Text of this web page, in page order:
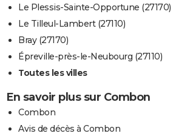
Le Plessis-Sainte-Opportune (27170)
Le Tilleul-Lambert (27110)
Bray (27170)
Épreville-près-le-Neubourg (27110)
Toutes les villes
En savoir plus sur Combon
Combon
Avis de décès à Combon